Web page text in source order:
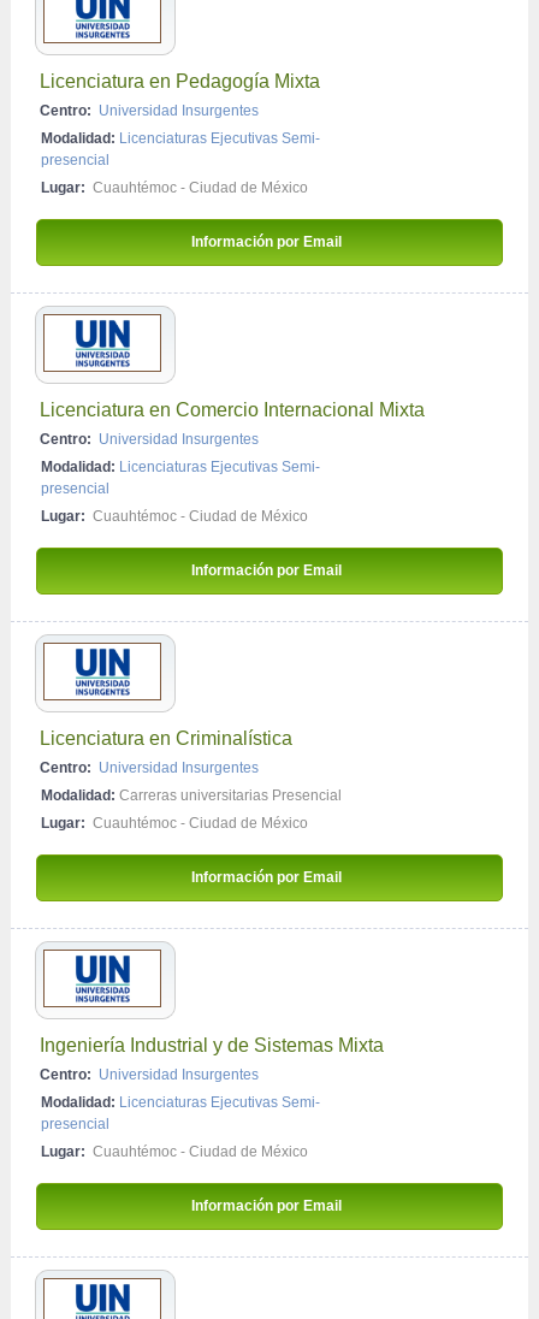
Licenciatura en Pedagogía Mixta
Centro: Universidad Insurgentes
Modalidad: Licenciaturas Ejecutivas Semi-
presencial
Lugar: Cuauhtémoc - Ciudad de México
Información por Email
Licenciatura en Comercio Internacional Mixta
Centro: Universidad Insurgentes
Modalidad: Licenciaturas Ejecutivas Semi-
presencial
Lugar: Cuauhtémoc - Ciudad de México
Información por Email
Licenciatura en Criminalística
Centro: Universidad Insurgentes
Modalidad: Carreras universitarias Presencial
Lugar: Cuauhtémoc - Ciudad de México
Información por Email
Ingeniería Industrial y de Sistemas Mixta
Centro: Universidad Insurgentes
Modalidad: Licenciaturas Ejecutivas Semi-
presencial
Lugar: Cuauhtémoc - Ciudad de México
Información por Email